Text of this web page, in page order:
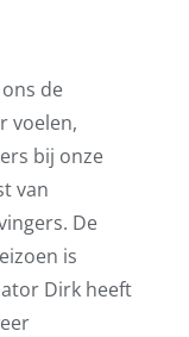
de
voelen,
bij onze
van
De
is
Dirk heeft